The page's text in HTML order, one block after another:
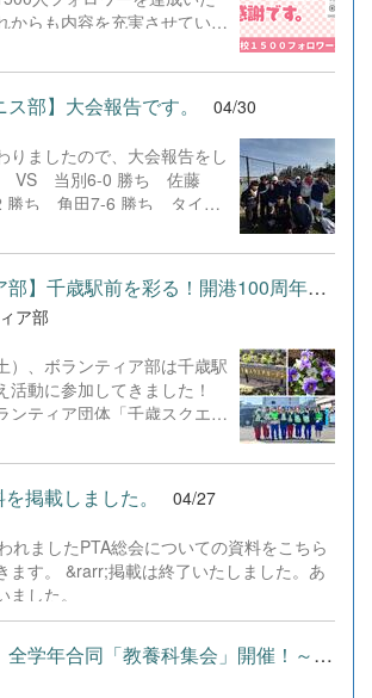
戦することの素晴らしさを全
けました。 全校生徒の前と
プレゼン技術は非常に見事で
『間違い』ではない」とい
」といった思考プロセスにつ
年の歴史をまとめたダイジ
聴。映像をもとにした「空港
ズ」も行われ、生徒たちは
史への理解を深めるととも
比較することで地元の魅力を
な機会となりました。 後
では、千歳市役所の担当の方
していただきました。生徒た
く未来のビジョンに直接触れ
からも内容を充実させていき
ス部】大会報告です。 04/30
りましたので、大会報告をし
VS 当別6-0 勝ち 佐藤
勝ち 角田7-6 勝ち タイブ
塚 ペア1-6 負け 角田1-
シングルス6-0 負け 角
勝 林 VS 第一6-2 負け
負け 柏葉 VS 石狩翔陽 個
赤塚 佐藤 VS平岸6-1
手稲 次の高体連支部大
ばります！ 応援よろしくお
【ボランティア部】千歳駅前を彩る！開港100周年記念の花植えボラ...
ア部
）、ボランティア部は千歳駅
活動に参加してきました！
ンティア団体「千歳スクエア
伝いです。 今年、千歳空港
いう大きな節目を迎えま
する今回の花壇づくりに
た！自分たちが考えたデザイ
になっていく様子を見るのは
する経験でした。 最初は慣
った生徒たちも、アドバイス
つひとつ丁寧に、一生懸命に
ました。地域の方々と会話を
掲載しました。 04/27
れましたPTA総会についての資料をこちら
ます。 &rarr;掲載は終了いたしました。あ
ました。
【国際教養科】全学年合同「教養科集会」開催！～Unityで踏み出す...